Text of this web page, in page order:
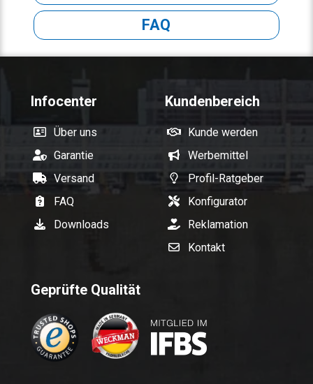
FAQ
Infocenter
Über uns
Garantie
Versand
FAQ
Downloads
Kundenbereich
Kunde werden
Werbemittel
Profil-Ratgeber
Konfigurator
Reklamation
Kontakt
Geprüfte Qualität